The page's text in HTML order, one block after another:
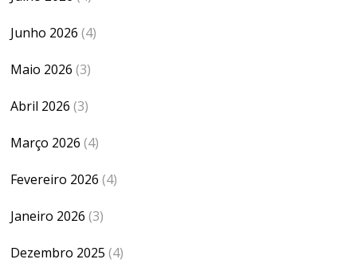
Junho 2026 (4)
Maio 2026 (3)
Abril 2026 (3)
Março 2026 (4)
Fevereiro 2026 (4)
Janeiro 2026 (3)
Dezembro 2025 (4)